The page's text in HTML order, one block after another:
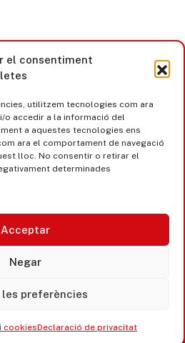
el consentiment
utilitzem tecnologies com ara
o accedir a la informació del
a aquestes tecnologies ens
ara el comportament de navegació
lloc. No consentir o retirar el
determinades
Acceptar
Negar
les preferències
cookiesDeclaració de privacitat
· S’Agaró